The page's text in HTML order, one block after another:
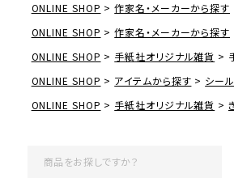
ONLINE SHOP
作家名・メーカーから探す
ONLINE SHOP
作家名・メーカーから探す
ONLINE SHOP
手紙社オリジナル雑貨
ONLINE SHOP
アイテムから探す シール
ONLINE SHOP
手紙社オリジナル雑貨